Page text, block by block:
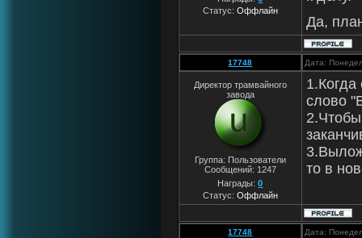
Статус: Оффлайн
Да,
17748 Дата:
Директор трамвайного
завода
Группа: Пользователи
Сообщений: 1247
Награды:0
Статус: Оффлайн
слово
то в
17748 Дата: